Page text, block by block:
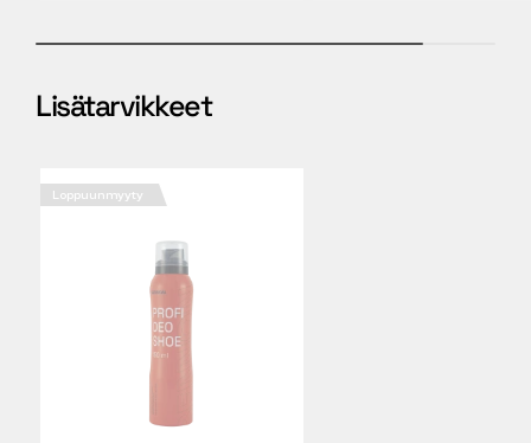
Lisätarvikkeet
Loppuunmyyty